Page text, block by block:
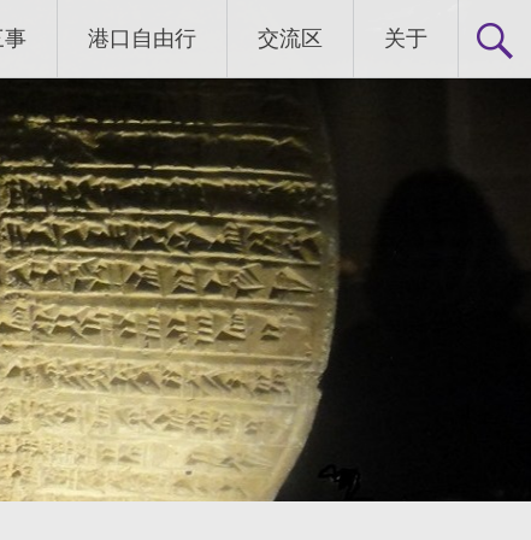
事 港口自由行 交流区 关于